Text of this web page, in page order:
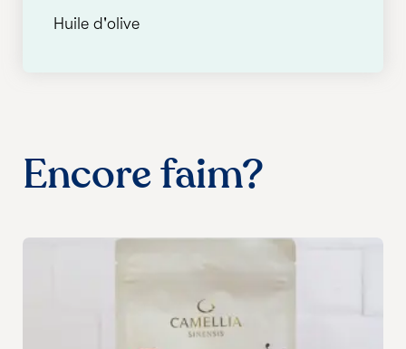
Huile d'olive
Encore faim?